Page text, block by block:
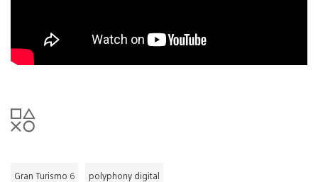
Gran Turismo 6 polyphony digital